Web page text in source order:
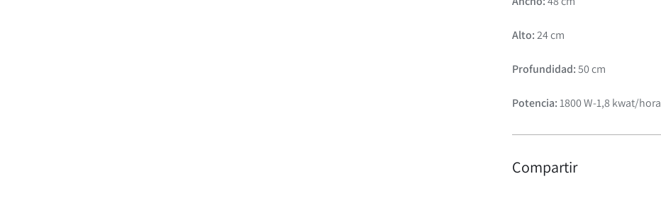
Alto:24 cm
Profundidad:50 cm
Potencia:1800 W-1,8 kwat/hora
Compartir